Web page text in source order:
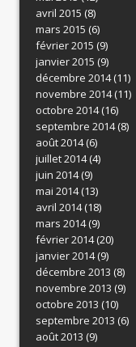
avril 2015 (8)
mars 2015 (6)
février 2015 (9)
janvier 2015 (9)
décembre 2014(11)
novembre 2014(11)
octobre 2014(16)
septembre 2014(8)
août 2014(6)
juillet 2014(4)
juin 2014(9)
mai 2014(13)
avril 2014(18)
mars 2014(9)
février 2014(20)
janvier 2014(9)
décembre 2013 (8)
novembre 2013 (9)
octobre 2013 (10)
septembre 2013 (6)
août 2013 (9)